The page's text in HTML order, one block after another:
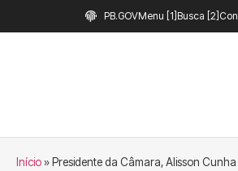
PB.GOVMenu [1] Busca [2]
Início» Presidente da Câmara, Alisson